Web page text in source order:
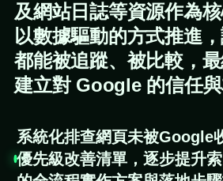
及網站日誌等資源作為核
以數據驅動的方式推進
都能被追蹤、被比較，
建立對 Google 的信任與
系統化排查網頁未被Google
優先級改善清單，逐步提升